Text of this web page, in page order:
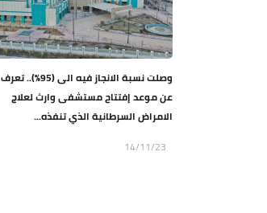
وصلت نسبة الانجاز فيه الى (95%).. تعرف
عن موعد إفتتاح مستشفى وارث لعلاج
الامراض السرطانية الذي تنفذه...
14/11/23